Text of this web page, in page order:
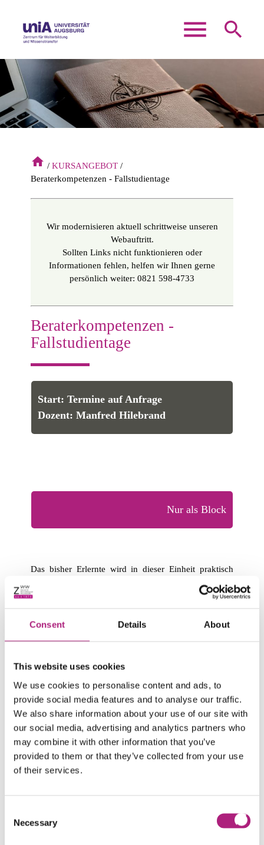
Consent Details About
This website uses cookies
We use cookies to personalise content and ads, to
provide social media features and to analyse our traffic.
We also share information about your use of our site with
our social media, advertising and analytics partners who
may combine it with other information that you’ve
provided to them or that they’ve collected from your use
of their services.
Selection
Necessary
menu search
Suchbegriffe SUCHEN
home
KURSANGEBOT
Beraterkompetenzen - Fallstudientage
Wir modernisieren aktuell schrittweise unseren
Webauftritt.
Sollten Links nicht funktionieren oder
Informationen fehlen, helfen wir Ihnen gerne
persönlich weiter: 0821 598-4733
Beraterkompetenzen -
Fallstudientage
Start: Termine auf Anfrage
Dozent: Manfred Hilebrand
Nur als Block
Das bisher Erlernte wird in dieser Einheit praktisch
individuellen Fälle besprochen und analysiert. Dabei
Beratungsleistung. Dadurch erweitern und optimieren
Lernen Sie sich selbst besser kennen – denn nur, wer
sich selbst kennt, kann selbstbewusst, authentisch und
souverän agieren und bewusst Einfluss nehmen.
Inneres Selbstmanagement sowie Eigen- und
Fremdwahrnehmung sind essentiell für den effektiven
Ausbau Ihrer Beraterkompetenzen.
Überdenken Sie Ihre eigenen Verhaltensmuster; diese
Sensibilisierung befähigt Sie dazu, sich besser in Ihre
zu unterstützen. Optimieren Sie außerdem Ihre